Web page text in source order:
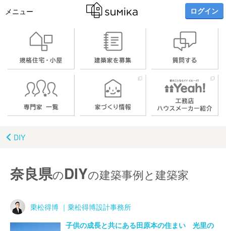
メニュー ログイン
DIY
奈良県のDIYの建築事例と建築家
乗松得博 ｜乗松得博設計事務所
子供の成長と共にある田原本の住まい 光里の